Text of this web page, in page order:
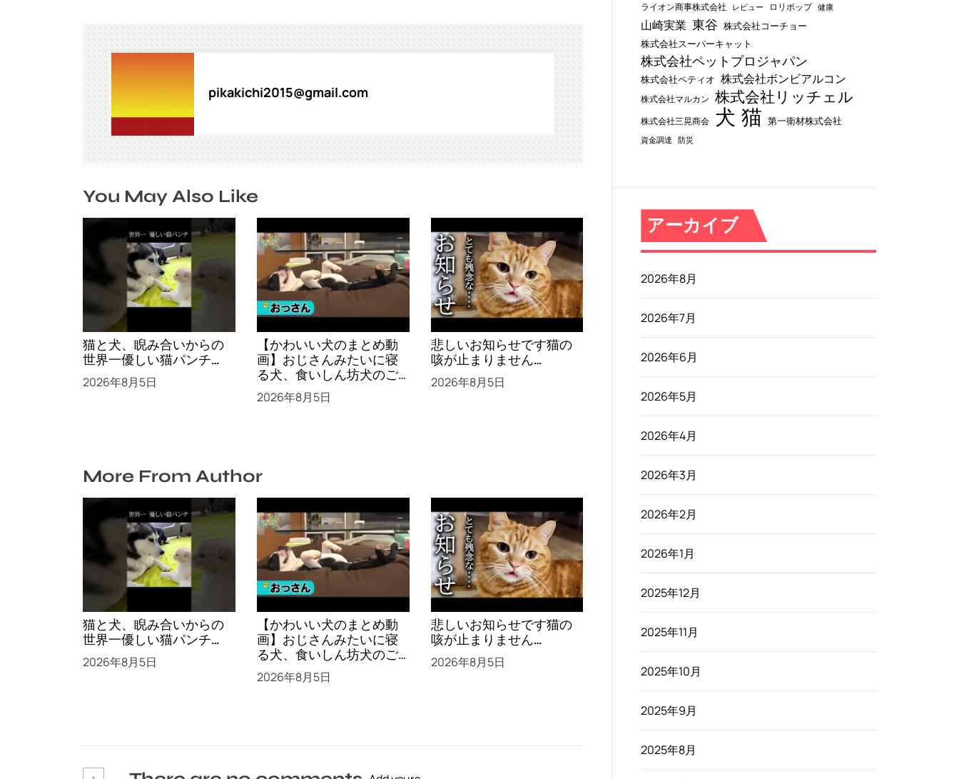
ゲ
ー
シ
ョ
ン
pikakichi2015@gmail.com
You May Also Like
猫と犬、睨み合いからの
世界一優しい猫パンチ…
2026年8月5日
【かわいい犬のまとめ動
画】おじさんみたいに寝
る犬、食いしん坊犬のご
はんチャレンジ、ブル・
テリアの赤ちゃん
2026年8月5日
悲しいお知らせです猫の
咳が止まりません…
2026年8月5日
More From Author
猫と犬、睨み合いからの
世界一優しい猫パンチ…
2026年8月5日
【かわいい犬のまとめ動
画】おじさんみたいに寝
る犬、食いしん坊犬のご
はんチャレンジ、ブル・
テリアの赤ちゃん
2026年8月5日
悲しいお知らせです猫の
咳が止まりません…
2026年8月5日
ライオン商事株式会社 レビュー ロリポップ 健康
山崎実業 東谷 株式会社コーチョー
株式会社スーパーキャット
株式会社ペットプロジャパン
株式会社ペティオ 株式会社ボンビアルコン
株式会社マルカン 株式会社リッチェル
株式会社三晃商会 犬 猫 第一衛材株式会社
資金調達 防災
アーカイブ
2026年8月
2026年7月
2026年6月
2026年5月
2026年4月
2026年3月
2026年2月
2026年1月
2025年12月
2025年11月
2025年10月
2025年9月
2025年8月